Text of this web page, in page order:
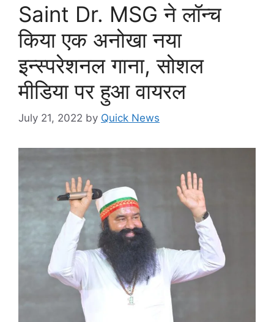
Saint Dr. MSG ने लॉन्च
किया एक अनोखा नया
इन्स्परेशनल गाना, सोशल
मीडिया पर हुआ वायरल
July 21, 2022 by Quick News